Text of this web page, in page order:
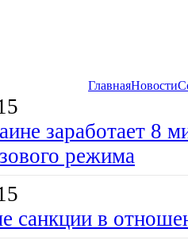
ГлавнаяНовости
заработает 8
режима
в